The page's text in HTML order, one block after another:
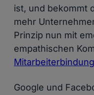
ist, und bekommt
mehr
Prinzip nun mit
empathischen
Mitarbeiterbindung
Google und